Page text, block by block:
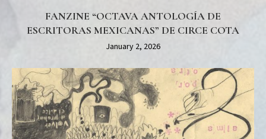
FANZINE “OCTAVA ANTOLOGÍA DE
ESCRITORAS MEXICANAS” DE CIRCE COTA
January 2, 2026